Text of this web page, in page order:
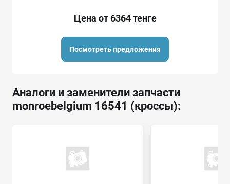
Цена от 6364 тенге
Посмотреть предложения
Аналоги и заменители запчасти
monroebelgium 16541 (кроссы):